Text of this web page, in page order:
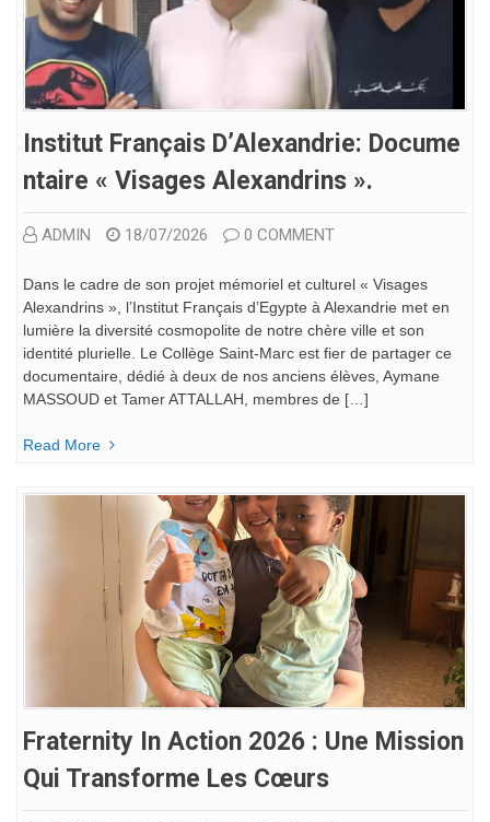
Institut Français D’Alexandrie: Docume
Ntaire « Visages Alexandrins ».
ADMIN 18/07/2026 0 COMMENT
Dans le cadre de son projet mémoriel et culturel « Visages
Alexandrins », l’Institut Français d’Egypte à Alexandrie met en
lumière la diversité cosmopolite de notre chère ville et son
identité plurielle. Le Collège Saint-Marc est fier de partager ce
documentaire, dédié à deux de nos anciens élèves, Aymane
MASSOUD et Tamer ATTALLAH, membres de […]
Read More
Fraternity In Action 2026 : Une Mission
Qui Transforme Les Cœurs